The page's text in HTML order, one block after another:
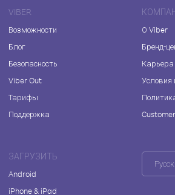
VIBER
Возможности
Блог
Безопасность
Viber Out
Тарифы
Поддержка
О Viber
Бренд-
Карьера
Условия
ЗАГРУЗИТЬ
Android
iPhone & iPad